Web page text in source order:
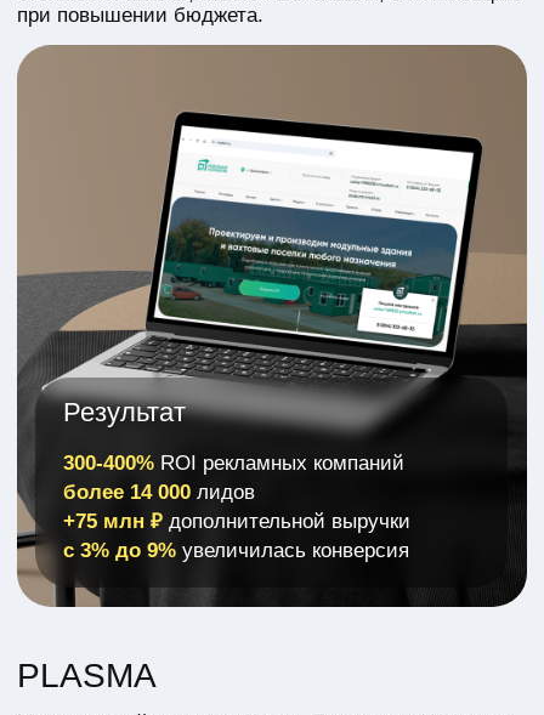
AI Ролики